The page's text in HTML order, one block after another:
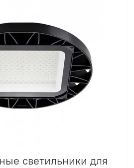
светильники для